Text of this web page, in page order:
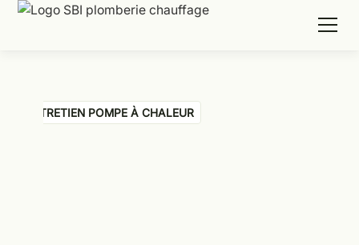
ENTRETIEN POMPE À CHALEUR